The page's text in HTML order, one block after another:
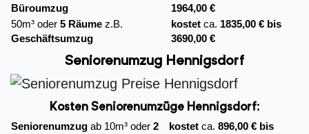
Büroumzug
1964,00 €
50m³ oder 5 Räume z.B.
Geschäftsumzug
kostet ca. 1835,00 € bis
3690,00 €
Seniorenumzug Hennigsdorf
Kosten Seniorenumzüge Hennigsdorf:
Seniorenumzug ab 10m³ oder 2
kostet ca. 896,00 € bis